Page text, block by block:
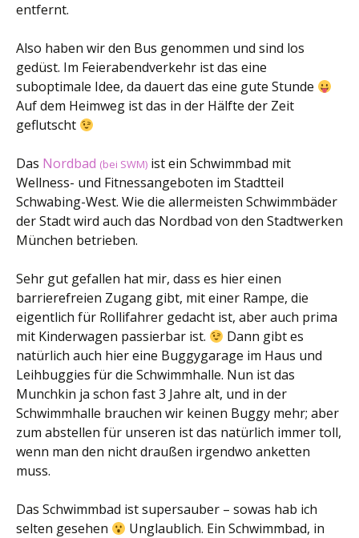
entfernt.
Also haben wir den Bus genommen und sind los
gedüst. Im Feierabendverkehr ist das eine
suboptimale Idee, da dauert das eine gute Stunde
Auf dem Heimweg ist das in der Hälfte der Zeit
geflutscht
Das Nordbad (bei SWM) ist ein Schwimmbad mit
Wellness- und Fitnessangeboten im Stadtteil
Schwabing-West. Wie die allermeisten Schwimmbäder
der Stadt wird auch das Nordbad von den Stadtwerken
München betrieben.
Sehr gut gefallen hat mir, dass es hier einen
barrierefreien Zugang gibt, mit einer Rampe, die
eigentlich für Rollifahrer gedacht ist, aber auch prima
mit Kinderwagen passierbar ist.
Dann gibt es
natürlich auch hier eine Buggygarage im Haus und
Leihbuggies für die Schwimmhalle. Nun ist das
Munchkin ja schon fast 3 Jahre alt, und in der
Schwimmhalle brauchen wir keinen Buggy mehr; aber
zum abstellen für unseren ist das natürlich immer toll,
wenn man den nicht draußen irgendwo anketten
muss.
Das Schwimmbad ist supersauber – sowas hab ich
selten gesehen
Unglaublich. Ein Schwimmbad, in